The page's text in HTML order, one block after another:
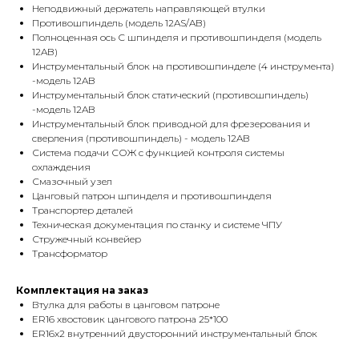
Неподвижный держатель направляющей втулки
Противошпиндель (модель 12AS/AB)
Полноценная ось С шпинделя и противошпинделя (модель
12AB)
Инструментальный блок на противошпинделе (4 инструмента)
-модель 12AB
Инструментальный блок статический (противошпиндель)
-модель 12AB
Инструментальный блок приводной для фрезерования и
сверления (противошпиндель) - модель 12AB
Система подачи СОЖ с функцией контроля системы
охлаждения
Смазочный узел
Цанговый патрон шпинделя и противошпинделя
Транспортер деталей
Техническая документация по станку и системе ЧПУ
Стружечный конвейер
Трансформатор
Комплектация на заказ
Втулка для работы в цанговом патроне
ER16 хвостовик цангового патрона 25*100
ER16х2 внутренний двусторонний инструментальный блок